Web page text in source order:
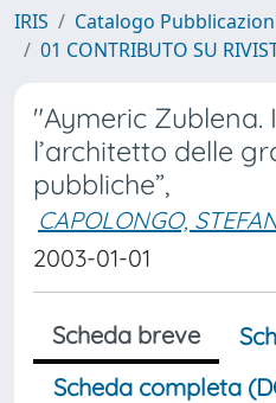
IRIS
Catalogo
01 CONTRIBUTO SU
"Aymeric Zublena.
l’architetto delle
pubbliche”,
CAPOLONGO,
2003-01-01
Scheda breve
Scheda completa